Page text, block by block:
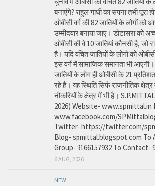
बनाएंगे? राहुल गांधी का सपना तभी पूरा
ओबीसी वर्ग की 82 जातियों के लोगों को
उम्मीदवार बनाया जाए। डोटासरा को
ओबीसी की वे 10 जातियां कौनसी है, जो
है। यदि वंचित जातियों के लोगों को
इस वर्ग में सामाजिक समानता भी
जातियों के लोग ही ओबीसी के 21
रहे है। यह स्थिति सिर्फ राजनीतिक क्षेत्र
नौकरियों के क्षेत्र में भी है।
2026) Website- www.spmittal.in
www.facebook.com/
Twitter- https://twitter.com/
Blog- spmittal.blogspot.com To
Group- 9166157932 To Contact-
6 AUG, 2026
NEW